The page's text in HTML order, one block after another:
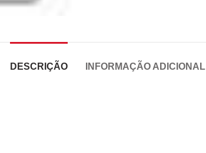
DESCRIÇÃO INFORMAÇÃO ADICIONAL